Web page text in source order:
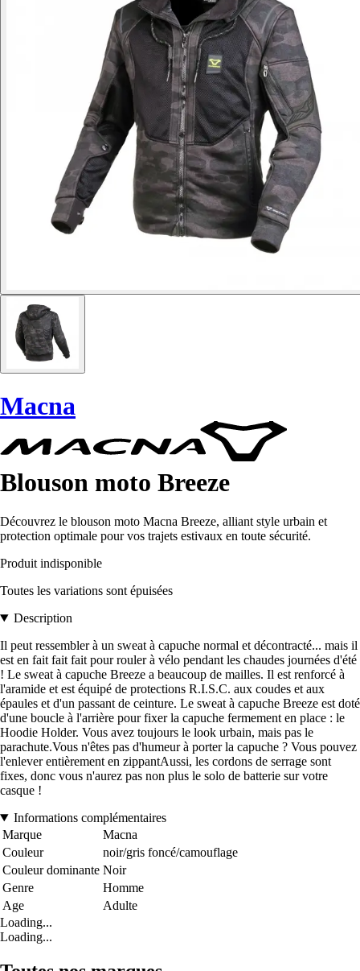
Macna
Blouson moto Breeze
Découvrez le blouson moto Macna Breeze, alliant style urbain et
protection optimale pour vos trajets estivaux en toute sécurité.
Produit indisponible
Toutes les variations sont épuisées
Description
Il peut ressembler à un sweat à capuche normal et décontracté... mais il
est en fait fait fait pour rouler à vélo pendant les chaudes journées d'été
! Le sweat à capuche Breeze a beaucoup de mailles. Il est renforcé à
l'aramide et est équipé de protections R.I.S.C. aux coudes et aux
épaules et d'un passant de ceinture. Le sweat à capuche Breeze est doté
d'une boucle à l'arrière pour fixer la capuche fermement en place : le
Hoodie Holder. Vous avez toujours le look urbain, mais pas le
parachute.Vous n'êtes pas d'humeur à porter la capuche ? Vous pouvez
l'enlever entièrement en zippantAussi, les cordons de serrage sont
fixes, donc vous n'aurez pas non plus le solo de batterie sur votre
casque !
Informations complémentaires
Marque
Macna
Couleur
noir/gris foncé/camouflage
Couleur dominante Noir
Genre
Homme
Age
Adulte
Loading...
Loading...